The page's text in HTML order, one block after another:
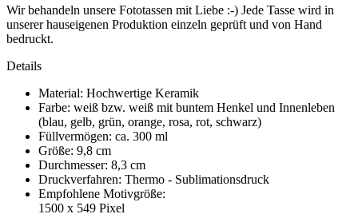
Wir behandeln unsere Fototassen mit Liebe :-) Jede Tasse wird in
unserer hauseigenen Produktion einzeln geprüft und von Hand
bedruckt.
Details
Material: Hochwertige Keramik
Farbe: weiß bzw. weiß mit buntem Henkel und Innenleben
(blau, gelb, grün, orange, rosa, rot, schwarz)
Füllvermögen: ca. 300 ml
Größe: 9,8 cm
Durchmesser: 8,3 cm
Druckverfahren: Thermo - Sublimationsdruck
Empfohlene Motivgröße:
1500 x 549 Pixel